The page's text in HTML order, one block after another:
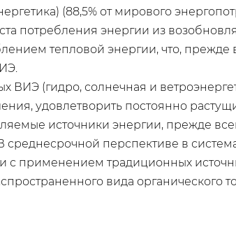
(88,5% от мирового
потребления энергии из
тепловой энергии, что, прежде
ВИЭ (гидро, солнечная и
удовлетворить постоянно
источники энергии, прежде
перспективе в
с применением традиционных
вида органического